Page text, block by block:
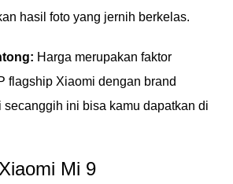
hasil foto yang jernih berkelas.
Harga merupakan faktor
flagship Xiaomi dengan brand
secanggih ini bisa kamu dapatkan di
Mi 9